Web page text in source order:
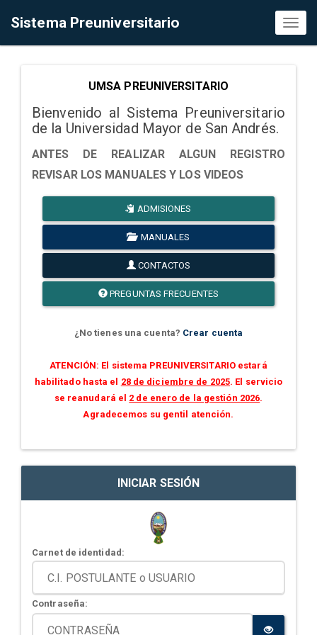
Sistema Preuniversitario
UMSA PREUNIVERSITARIO
Bienvenido al Sistema Preuniversitario
de la Universidad Mayor de San Andrés.
ANTES DE REALIZAR ALGUN REGISTRO
REVISAR LOS MANUALES Y LOS VIDEOS
ADMISIONES
MANUALES
CONTACTOS
PREGUNTAS FRECUENTES
¿No tienes una cuenta? Crear cuenta
ATENCIÓN: El sistema PREUNIVERSITARIO estará
habilitado hasta el 28 de diciembre de 2025. El servicio
se reanudará el 2 de enero de la gestión 2026.
Agradecemos su gentil atención.
INICIAR SESIÓN
Carnet de identidad:
Contraseña: